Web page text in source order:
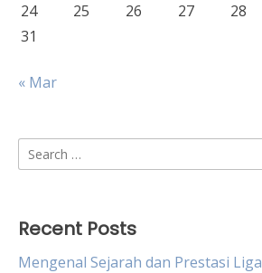
24
25 26 27 28
31
« Mar
Search
for:
Recent Posts
Mengenal Sejarah dan Prestasi